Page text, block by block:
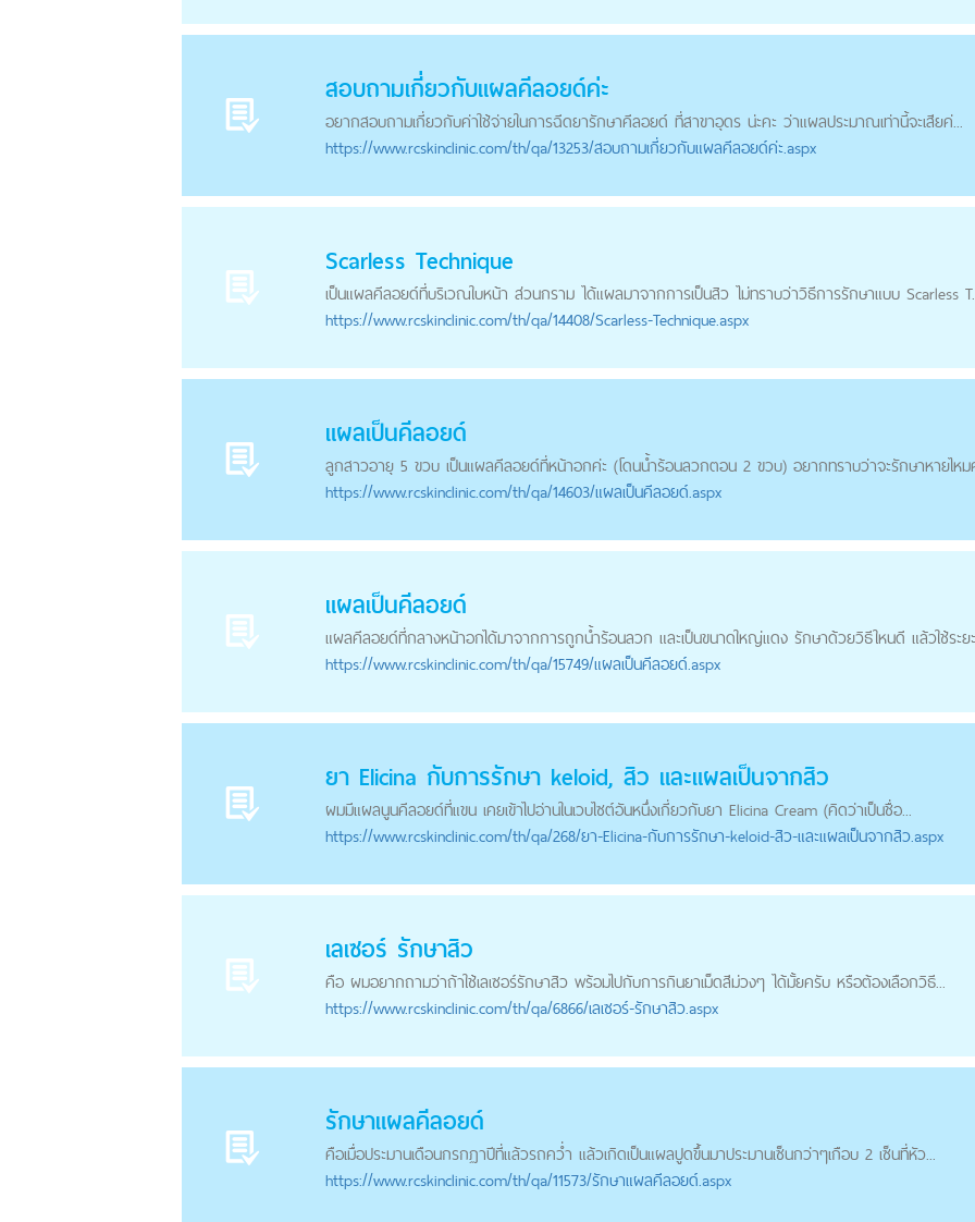
สอบถามเกี่ยวกับแผลคีลอยด์ค่ะ
อยากสอบถามเกี่ยวกับค่าใช้จ่ายในการฉีดยารักษาคีลอยด์ ที่สาขาอุดร น่ะคะ ว่าแผลประมาณเท่านี้จะเสียค่...
https://www.rcskinclinic.com/th/qa/13253/สอบถามเกี่ยวกับแผลคีลอยด์ค่ะ.aspx
Scarless Technique
เป็นแผลคีลอยด์ที่บริเวณใบหน้า ส่วนกราม ได้แผลมาจากการเป็นสิว ไม่ทราบว่าวิธีการรักษาแบบ Scarless
https://www.rcskinclinic.com/th/qa/14408/Scarless-Technique.aspx
แผลเป็นคีลอยด์
ลูกสาวอายุ 5 ขวบ เป็นแผลคีลอยด์ที่หน้าอกค่ะ (โดนน้ำร้อนลวกตอน 2 ขวบ) อยากทราบว่าจะรักษาหายไหม
https://www.rcskinclinic.com/th/qa/14603/แผลเป็นคีลอยด์.aspx
แผลเป็นคีลอยด์
แผลคีลอยด์ที่กลางหน้าอกได้มาจากการถูกน้ำร้อนลวก และเป็นขนาดใหญ่แดง รักษาด้วยวิธีใหนดี แล้วใช้ระย
https://www.rcskinclinic.com/th/qa/15749/แผลเป็นคีลอยด์.aspx
ยา Elicina กับการรักษา keloid, สิว และแผลเป็นจากสิว
ผมมีแผลนูนคีลอยด์ที่แขน เคยเข้าไปอ่านในเวบไซต์อันหนึ่งเกี่ยวกับยา Elicina Cream (คิดว่าเป็นชื่อ...
https://www.rcskinclinic.com/th/qa/268/ยา-Elicina-กับการรักษา-keloid-สิว-และแผลเป็นจากสิว.aspx
เลเซอร์ รักษาสิว
คือ ผมอยากถามว่าถ้าใช้เลเซอร์รักษาสิว พร้อมไปกับการกินยาเม็ดสีม่วงๆ ได้มั้ยครับ หรือต้องเลือกวิธี...
https://www.rcskinclinic.com/th/qa/6866/เลเซอร์-รักษาสิว.aspx
รักษาแผลคีลอยด์
คือเมื่อประมานเดือนกรกฏาปีที่แล้วรถคว่ำ แล้วเกิดเป็นแผลปูดขึ้นมาประมานเซ็นกว่าๆเกือบ 2 เซ็นที่หัว...
https://www.rcskinclinic.com/th/qa/11573/รักษาแผลคีลอยด์.aspx